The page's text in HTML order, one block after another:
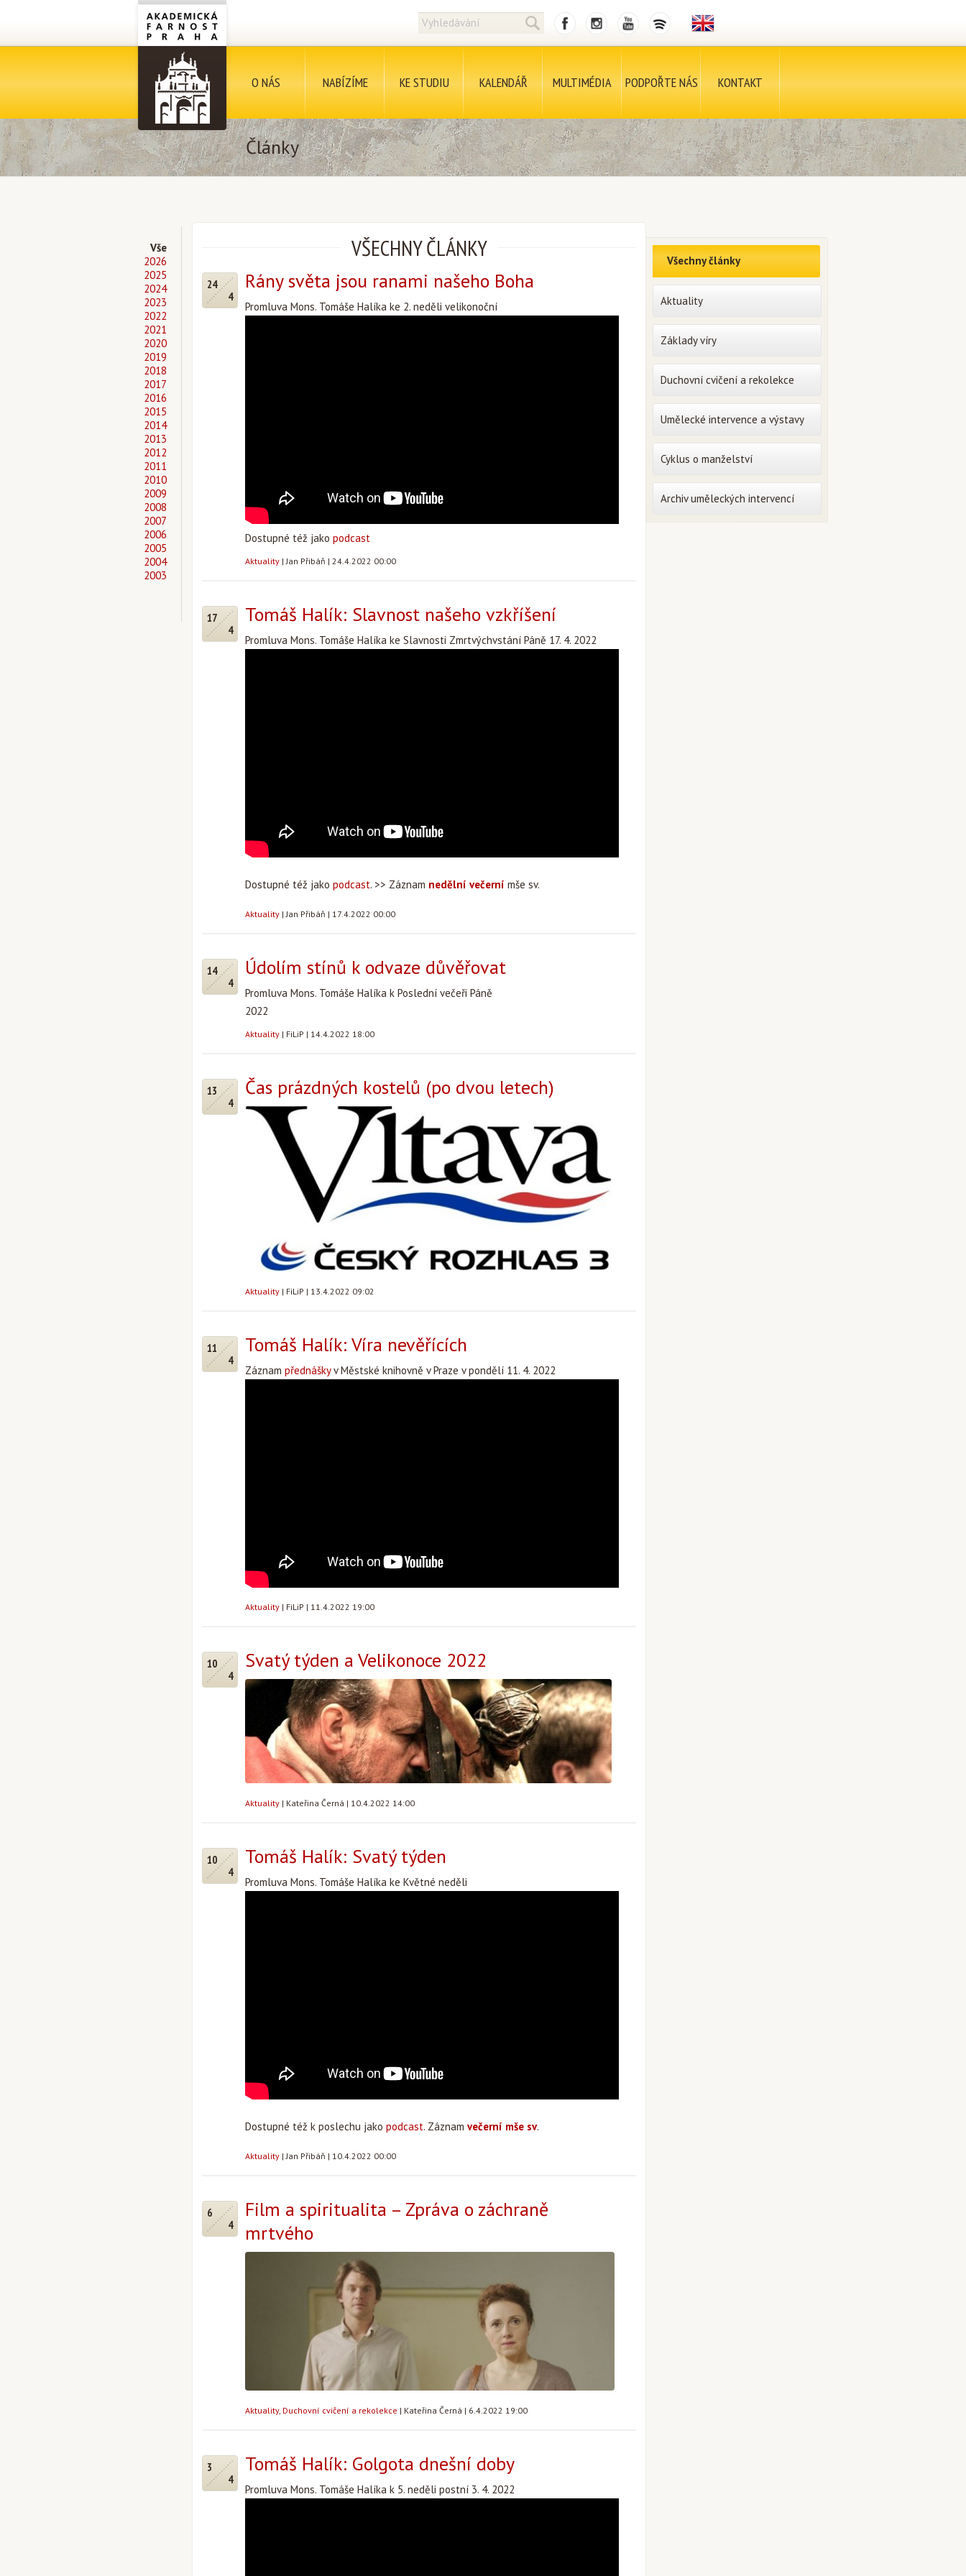
O NÁS NABÍZÍME KE STUDIU KALENDÁŘ MULTIMÉDIA PODPOŘTE NÁS KONTAKT
Články
Vše
2026
2025
2024
2023
2022
2021
2020
2019
2018
2017
2016
2015
2014
2013
2012
2011
2010
2009
2008
2007
2006
2005
2004
2003
VŠECHNY ČLÁNKY
24
4
Rány světa jsou ranami našeho Boha
Promluva Mons. Tomáše Halíka ke 2. neděli velikonoční
Dostupné též jako podcast
Aktuality |Jan Přibáň | 24.4.2022 00:00
17
4
Tomáš Halík: Slavnost našeho vzkříšení
Promluva Mons. Tomáše Halíka ke Slavnosti Zmrtvýchvstání Páně 17. 4. 2022
Dostupné též jako podcast. >> Záznam nedělní večerní mše sv.
Aktuality |Jan Přibáň | 17.4.2022 00:00
14
4
Údolím stínů k odvaze důvěřovat
Promluva Mons. Tomáše Halíka k Poslední večeři Páně
2022
Aktuality | FiLiP | 14.4.2022 18:00
13
4
Čas prázdných kostelů (po dvou letech)
Aktuality | FiLiP | 13.4.2022 09:02
11
4
Tomáš Halík: Víra nevěřících
Záznam přednáškyv Městské knihovně v Praze v pondělí 11. 4. 2022
Aktuality | FiLiP | 11.4.2022 19:00
10
4
Svatý týden a Velikonoce 2022
Aktuality | Kateřina Černá | 10.4.2022 14:00
10
4
Tomáš Halík: Svatý týden
Promluva Mons. Tomáše Halíka ke Květné neděli
Dostupné též k poslechu jako podcast. Záznam večerní mše sv.
Aktuality |Jan Přibáň | 10.4.2022 00:00
6
4
Film a spiritualita – Zpráva o záchraně
mrtvého
Aktuality, Duchovní cvičení a rekolekce | Kateřina Černá | 6.4.2022 19:00
3
4
Tomáš Halík: Golgota dnešní doby
Promluva Mons. Tomáše Halíka k 5. neděli postní 3. 4. 2022
Všechny články
Aktuality
Základy víry
Duchovní cvičení a rekolekce
Umělecké intervence a výstavy
Cyklus o manželství
Archiv uměleckých intervencí